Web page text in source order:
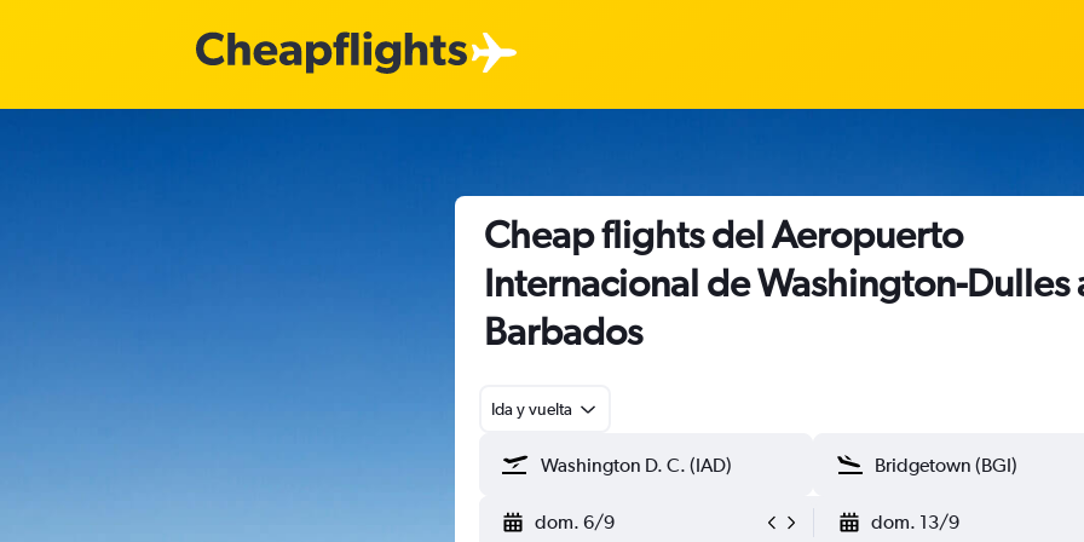
Cheap flights del Aeropuerto
Internacional de Washington-Dulles
Barbados
Ida y vuelta
dom. 6/9 dom. 13/9